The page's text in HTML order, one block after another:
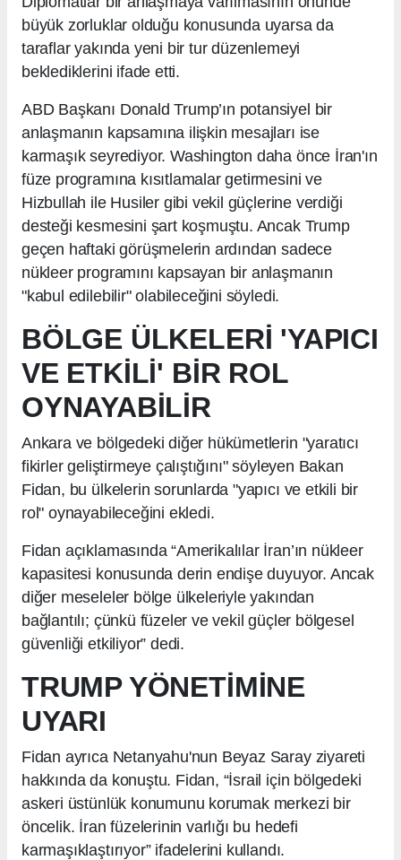
büyük zorluklar olduğu konusunda uyarsa da
taraflar yakında yeni bir tur düzenlemeyi
beklediklerini ifade etti.
ABD Başkanı Donald Trump’ın potansiyel bir
anlaşmanın kapsamına ilişkin mesajları ise
karmaşık seyrediyor. Washington daha önce İran'ın
füze programına kısıtlamalar getirmesini ve
Hizbullah ile Husiler gibi vekil güçlerine verdiği
desteği kesmesini şart koşmuştu. Ancak Trump
geçen haftaki görüşmelerin ardından sadece
nükleer programını kapsayan bir anlaşmanın
"kabul edilebilir" olabileceğini söyledi.
BÖLGE ÜLKELERİ 'YAPICI
VE ETKİLİ' BİR ROL
OYNAYABİLİR
Ankara ve bölgedeki diğer hükümetlerin "yaratıcı
fikirler geliştirmeye çalıştığını" söyleyen Bakan
Fidan, bu ülkelerin sorunlarda "yapıcı ve etkili bir
rol" oynayabileceğini ekledi.
Fidan açıklamasında “Amerikalılar İran’ın nükleer
kapasitesi konusunda derin endişe duyuyor. Ancak
diğer meseleler bölge ülkeleriyle yakından
bağlantılı; çünkü füzeler ve vekil güçler bölgesel
güvenliği etkiliyor” dedi.
TRUMP YÖNETİMİNE
UYARI
Fidan ayrıca Netanyahu'nun Beyaz Saray ziyareti
hakkında da konuştu. Fidan, “İsrail için bölgedeki
askeri üstünlük konumunu korumak merkezi bir
öncelik. İran füzelerinin varlığı bu hedefi
karmaşıklaştırıyor” ifadelerini kullandı.